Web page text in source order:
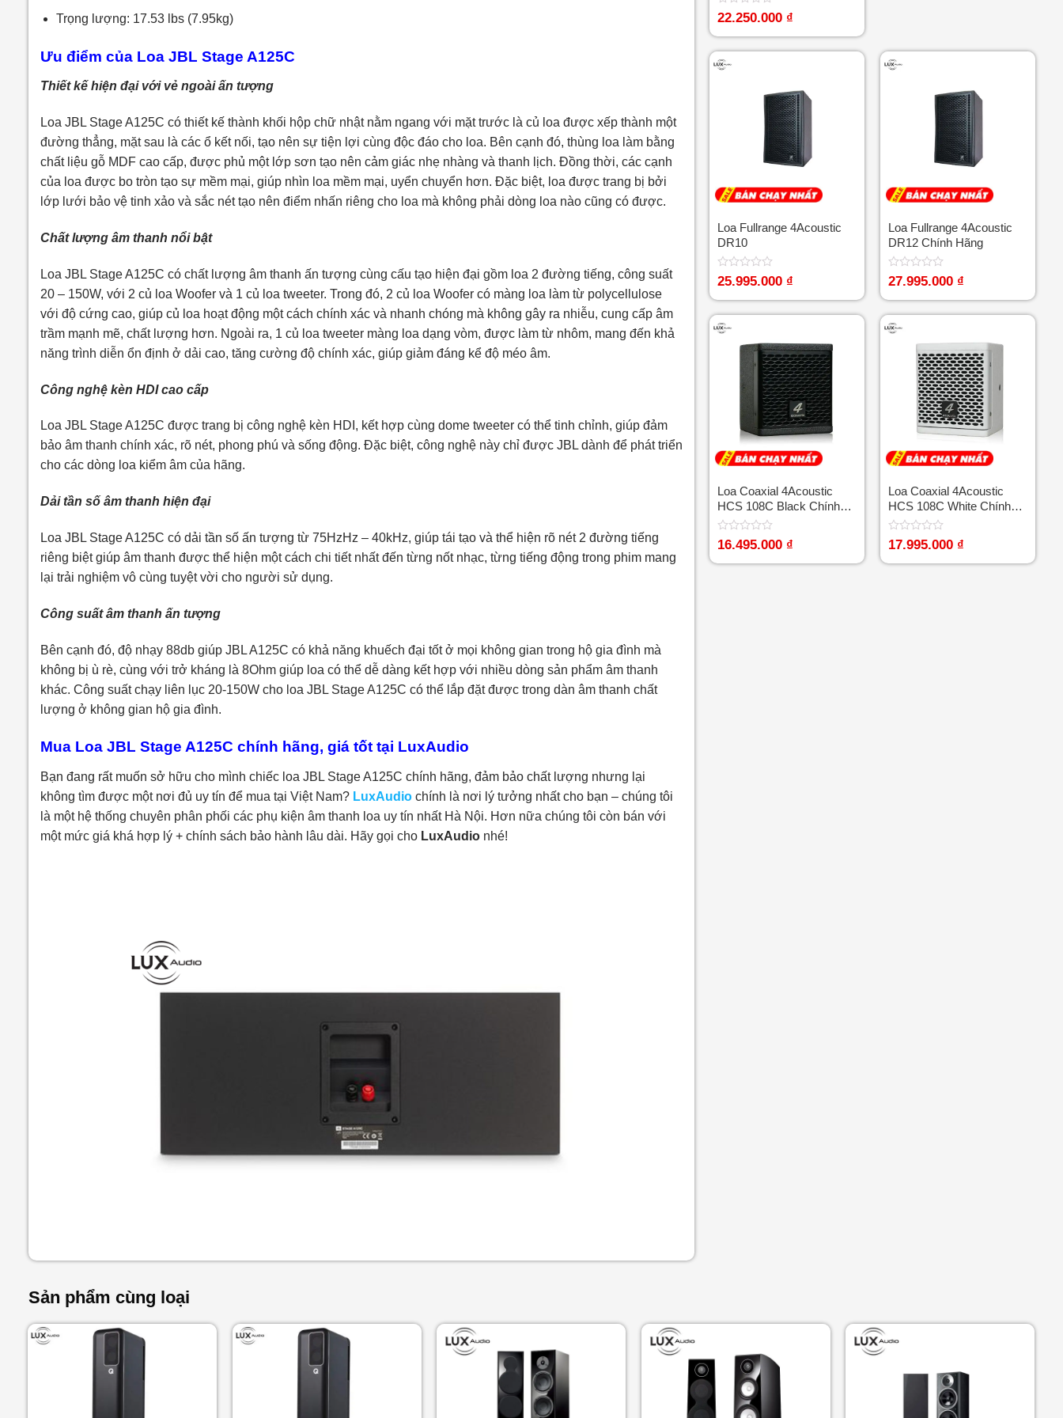
Trọng lượng: 17.53 lbs (7.95kg)
Ưu điểm của Loa JBL Stage A125C
Thiết kế hiện đại với vẻ ngoài ấn tượng
Loa JBL Stage A125C có thiết kế thành khối hộp chữ nhật nằm ngang với mặt trước là củ loa được xếp thành một
đường thẳng, mặt sau là các ổ kết nối, tạo nên sự tiện lợi cùng độc đáo cho loa. Bên cạnh đó, thùng loa làm bằng
chất liệu gỗ MDF cao cấp, được phủ một lớp sơn tạo nên cảm giác nhẹ nhàng và thanh lịch. Đồng thời, các cạnh
của loa được bo tròn tạo sự mềm mại, giúp nhìn loa mềm mại, uyển chuyển hơn. Đặc biệt, loa được trang bị bởi
lớp lưới bảo vệ tinh xảo và sắc nét tạo nên điểm nhấn riêng cho loa mà không phải dòng loa nào cũng có được.
Chất lượng âm thanh nổi bật
Loa JBL Stage A125C có chất lượng âm thanh ấn tượng cùng cấu tạo hiện đại gồm loa 2 đường tiếng, công suất
20 – 150W, với 2 củ loa Woofer và 1 củ loa tweeter. Trong đó, 2 củ loa Woofer có màng loa làm từ polycellulose
với độ cứng cao, giúp củ loa hoạt động một cách chính xác và nhanh chóng mà không gây ra nhiễu, cung cấp âm
trầm mạnh mẽ, chất lượng hơn. Ngoài ra, 1 củ loa tweeter màng loa dạng vòm, được làm từ nhôm, mang đến khả
năng trình diễn ổn định ở dải cao, tăng cường độ chính xác, giúp giảm đáng kể độ méo âm.
Công nghệ kèn HDI cao cấp
Loa JBL Stage A125C được trang bị công nghệ kèn HDI, kết hợp cùng dome tweeter có thể tinh chỉnh, giúp đảm
bảo âm thanh chính xác, rõ nét, phong phú và sống động. Đặc biệt, công nghệ này chỉ được JBL dành để phát triển
cho các dòng loa kiểm âm của hãng.
Dải tần số âm thanh hiện đại
Loa JBL Stage A125C có dải tần số ấn tượng từ 75HzHz – 40kHz, giúp tái tạo và thể hiện rõ nét 2 đường tiếng
riêng biệt giúp âm thanh được thể hiện một cách chi tiết nhất đến từng nốt nhạc, từng tiếng động trong phim mang
lại trải nghiệm vô cùng tuyệt vời cho người sử dụng.
Công suất âm thanh ấn tượng
Bên cạnh đó, độ nhạy 88db giúp JBL A125C có khả năng khuếch đại tốt ở mọi không gian trong hộ gia đình mà
không bị ù rè, cùng với trở kháng là 8Ohm giúp loa có thể dễ dàng kết hợp với nhiều dòng sản phẩm âm thanh
khác. Công suất chạy liên lục 20-150W cho loa JBL Stage A125C có thể lắp đặt được trong dàn âm thanh chất
lượng ở không gian hộ gia đình.
Mua Loa JBL Stage A125C chính hãng, giá tốt tại LuxAudio
Bạn đang rất muốn sở hữu cho mình chiếc l oa JBL Stage A125C chính hãng, đảm bảo chất lượng nhưng lại
không tìm được một nơi đủ uy tín để mua tại Việt Nam? LuxAudiochính là nơi lý tưởng nhất cho bạn – chúng tôi
là một hệ thống chuyên phân phối các phụ kiện âm thanh loa uy tín nhất Hà Nội. Hơn nữa chúng tôi còn bán với
một mức giá khá hợp lý + chính sách bảo hành lâu dài. Hãy gọi cho LuxAudionhé!
Được
xếp
hạng
5
sao
22.250.000 ₫
Loa Fullrange 4Acoustic
DR10
Được
xếp
hạng
5
sao
25.995.000 ₫
Loa Fullrange 4Acoustic
DR12 Chính Hãng
Được
xếp
hạng
5
sao
27.995.000 ₫
Loa Coaxial 4Acoustic
HCS 108C Black Chính
Hãng
Được
xếp
hạng
16.495.000 ₫
Loa Coaxial 4Acoustic
HCS 108C White Chính
Hãng
Được
xếp
hạng
17.995.000 ₫
Sản phẩm cùng loại